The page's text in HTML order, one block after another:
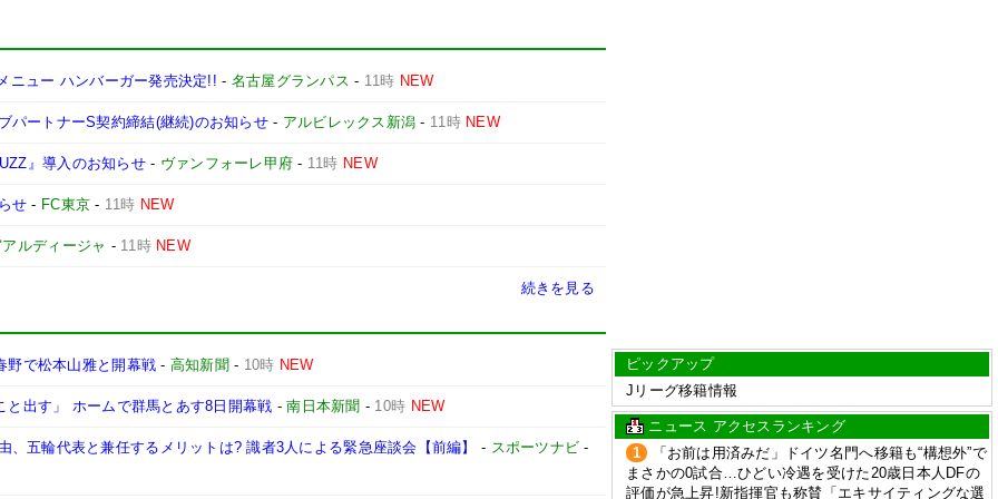
ニュー ハンバーガー発売決定!! - 名古屋グランパス - 11時 NEW
パートナーS契約締結(継続)のお知らせ- アルビレックス新潟 - 11時 NEW
』導入のお知らせ- ヴァンフォーレ甲府 - 11時 NEW
せ - FC東京 - 11時 NEW
ルディージャ - 11時 NEW
続きを見る
野で松本山雅と開幕戦 - 高知新聞 - 10時 NEW
出す」 ホームで群馬とあす8日開幕戦 -南日本新聞 - 10時 NEW
五輪代表と兼任するメリットは? 識者3人による緊急座談会【前編】 - スポーツナビ -
ピックアップ
Jリーグ移籍情報
ニュース アクセスランキング
1
「お前は用済みだ」ドイツ名門へ移籍も“構想外”で
まさかの0試合…ひどい冷遇を受けた20歳日本人DFの
評価が急上昇!新指揮官も称賛「エキサイティングな選